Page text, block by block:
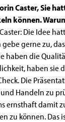
Caster, Sie
können.
Die Idee
gerne zu,
haben die
haben sie
Die
Handeln zu
ernsthaft damit
zu können. Das